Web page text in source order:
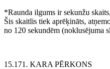
*Raunda ilgums ir sekunžu
Šis skaitlis tiek aprēķināts,
no 120 sekundēm (noklusējuma
15.171. KARA PĒRKONS